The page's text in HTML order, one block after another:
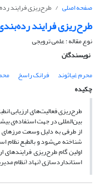
صفحه اصلی
طرح‌ریزی فرایند
طرح‌ریزی فرایند
نوع مقاله : علمی ترویجی
نویسندگان
محرم غیاثوند
فرانک راسخ
چکیده
طرح‌ریزی فعالیت‌های ارزیابی
بین‌المللی در جهت استفاده‌ی
از طرفی به دلیل وسعت مرزهای
شناخته می‌شود و بالطبع نظام
اولین گام طرح‌ریزی فرایندهای
استانداردسازی (نهاد (نظام